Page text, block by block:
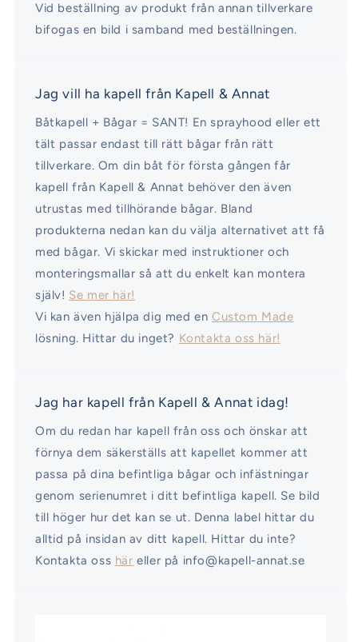
Vid beställning av produkt från annan tillverkare
bifogas en bild i samband med beställningen.
Jag vill ha kapell från Kapell & Annat
Båtkapell + Bågar = SANT! En sprayhood eller ett
tält passar endast till rätt bågar från rätt
tillverkare. Om din båt för första gången får
kapell från Kapell & Annat behöver den även
utrustas med tillhörande bågar. Bland
produkterna nedan kan du välja alternativet att få
med bågar. Vi skickar med instruktioner och
monteringsmallar så att du enkelt kan montera
själv! Se mer här!
Vi kan även hjälpa dig med enCustom Made
lösning. Hittar du inget? Kontakta oss här!
Jag har kapell från Kapell & Annat idag!
Om du redan har kapell från oss och önskar att
förnya dem säkerställs att kapellet kommer att
passa på dina befintliga bågar och infästningar
genom serienumret i ditt befintliga kapell. Se bild
till höger hur det kan se ut. Denna label hittar du
alltid på insidan av ditt kapell. Hittar du inte?
Kontakta oss här eller på info@kapell-annat.se